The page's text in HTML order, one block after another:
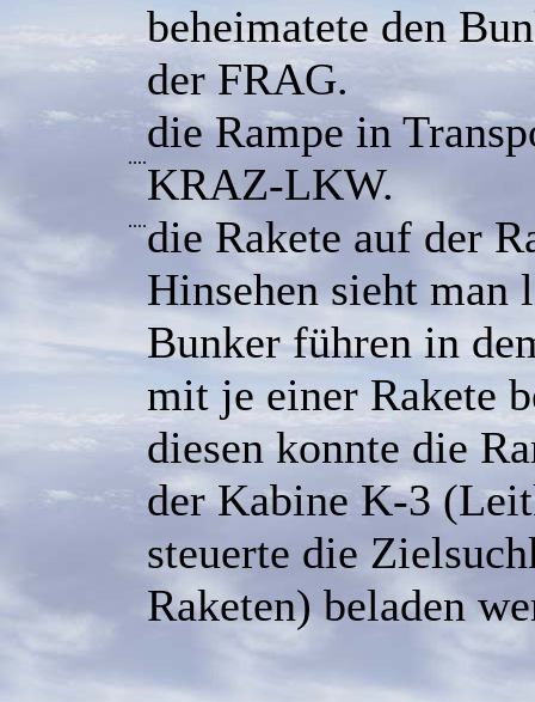
beheimatete den
der FRAG.
....
die Rampe in
KRAZ-LKW.
....die Rakete auf der
Hinsehen sieht man
Bunker führen in
mit je einer Rakete
diesen konnte die
der Kabine K-3
steuerte die
Raketen) beladen